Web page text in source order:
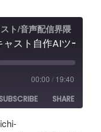
ト/音声配信界隈
00:00 / 19:40
SHARE